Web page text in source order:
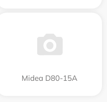
Midea D80-15A